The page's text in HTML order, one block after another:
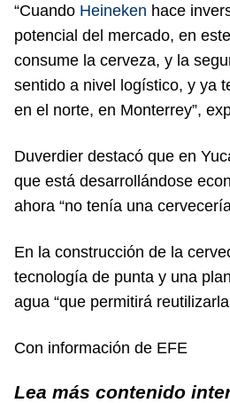
“Cuando Heineken hace
potencial del mercado, en
consume la cerveza, y la
sentido a nivel logístico, y ya
en el norte, en Monterrey”,
Duverdier destacó que en
que está desarrollándose
ahora “no tenía una
En la construcción de la
tecnología de punta y una
agua “que permitirá
Con información de EFE
Lea más contenido